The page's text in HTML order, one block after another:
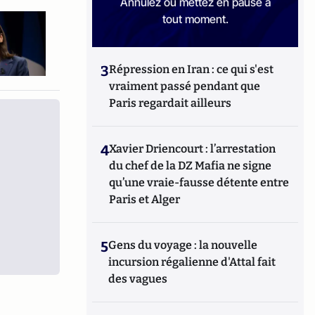
tout moment.
3Répression en Iran : ce qui s'est
vraiment passé pendant que
Paris regardait ailleurs
4Xavier Driencourt : l’arrestation
du chef de la DZ Mafia ne signe
qu’une vraie-fausse détente entre
Paris et Alger
5Gens du voyage : la nouvelle
incursion régalienne d'Attal fait
des vagues